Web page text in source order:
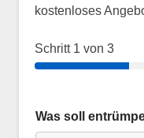
kostenloses
Schritt 1 von 3
Was soll